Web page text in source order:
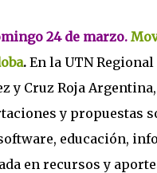
24 de marzo.
. En la UTN Regional
y Cruz Roja
y propuestas
educación,
en recursos y